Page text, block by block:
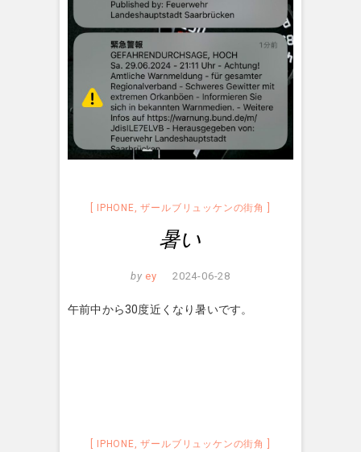
IPHONE,ザールブリュッケンの街角
暑い
by ey 2024-06-28
午前中から30度近くなり暑いです。
IPHONE,ザールブリュッケンの街角